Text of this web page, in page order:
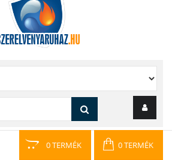
0 TERMÉK 0 TERMÉK